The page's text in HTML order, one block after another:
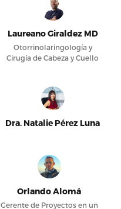
Laureano Giraldez MD
Otorrinolaringología y
Cirugía de Cabeza y Cuello
Dra. Natalie Pérez Luna
Orlando Alomá
Gerente de Proyectos en un